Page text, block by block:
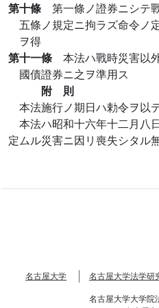
第十條 第一條ノ證券ニシテ
五條ノ規定ニ拘ラズ命令ノ
ヲ得
第十一條 本法ハ戰時災害以
國債證券ニ之ヲ準用ス
附 則
本法施行ノ期日ハ勅令ヲ以
本法ハ昭和十六年十二月八
定ムル災害ニ因リ喪失シタル
名古屋大学 名古屋大学法学研
名古屋大学大学院